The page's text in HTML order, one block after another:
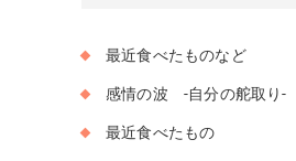
最近食べたものなど
感情の波 -自分の舵取り-
最近食べたもの